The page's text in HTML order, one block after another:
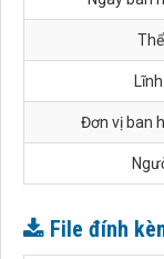
Đơn vị ban
File đính